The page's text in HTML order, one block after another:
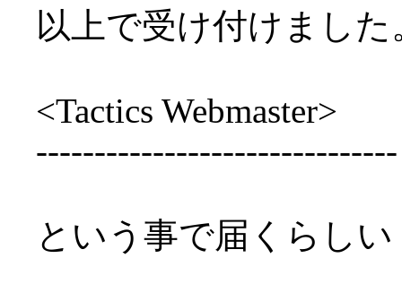
以上で受け付けまし
<Tactics Webmaster>
-------------------------------
という事で届くらし